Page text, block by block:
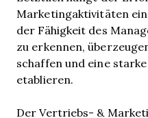
Marketingaktivitäten
der Fähigkeit des
zu erkennen,
schaffen und eine
etablieren.
Der Vertriebs- &